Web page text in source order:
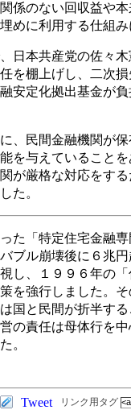
係のない回収益や
めに利用する仕組み
日本共産党の佐々
を棚上げし、二次
安定化拠出基金が
、民間金融機関が
を与えていること
が厳格な対応をす
た。
「特定住宅金融専
ブル崩壊後に６兆
し、１９９６年の
を強行しました。
国と民間が折半す
の責任は母体行を
。
Tweet リンク用タグ